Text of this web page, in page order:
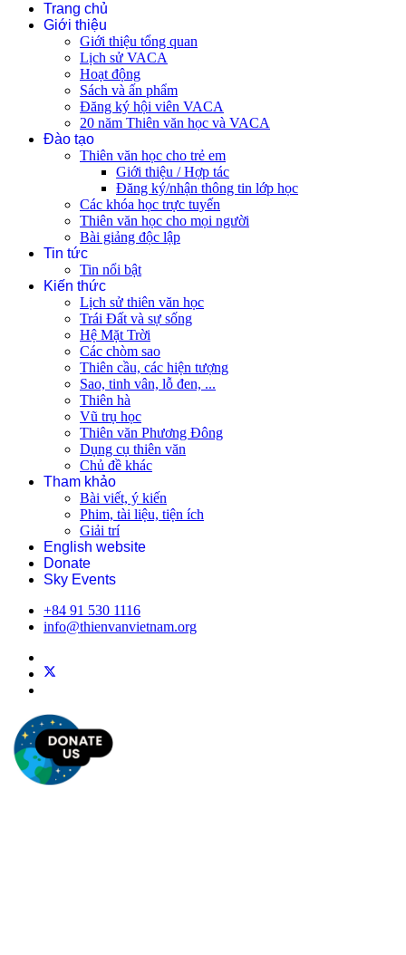
Trang chủ
Giới thiệu
Giới thiệu tổng quan
Lịch sử VACA
Hoạt động
Sách và ấn phẩm
Đăng ký hội viên VACA
20 năm Thiên văn học và VACA
Đào tạo
Thiên văn học cho trẻ em
Giới thiệu / Hợp tác
Đăng ký/nhận thông tin lớp học
Các khóa học trực tuyến
Thiên văn học cho mọi người
Bài giảng độc lập
Tin tức
Tin nổi bật
Kiến thức
Lịch sử thiên văn học
Trái Đất và sự sống
Hệ Mặt Trời
Các chòm sao
Thiên cầu, các hiện tượng
Sao, tinh vân, lỗ đen, ...
Thiên hà
Vũ trụ học
Thiên văn Phương Đông
Dụng cụ thiên văn
Chủ đề khác
Tham khảo
Bài viết, ý kiến
Phim, tài liệu, tiện ích
Giải trí
English website
Donate
Sky Events
+84 91 530 1116
info@thienvanvietnam.org